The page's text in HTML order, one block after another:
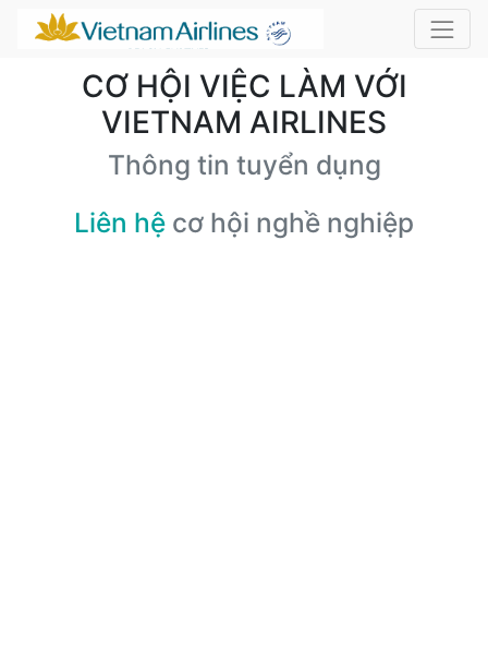
CƠ HỘI VIỆC LÀM VỚI
VIETNAM AIRLINES
Thông tin tuyển dụng
Liên hệ cơ hội nghề nghiệp